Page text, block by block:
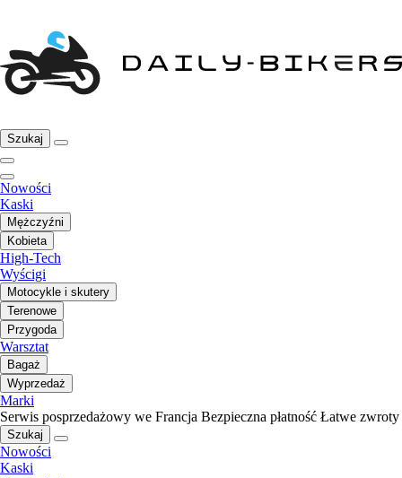
Szukaj
Nowości
Kaski
Mężczyźni
Kobieta
High-Tech
Wyścigi
Motocykle i skutery
Terenowe
Przygoda
Warsztat
Bagaż
Wyprzedaż
Marki
Serwis posprzedażowy we Francja Bezpieczna płatność Łatwe zwroty
Szukaj
Nowości
Kaski